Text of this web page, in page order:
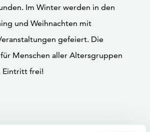
Im Winter werden in den
und Weihnachten mit
gefeiert. Die
Menschen aller Altersgruppen
Eintritt frei!